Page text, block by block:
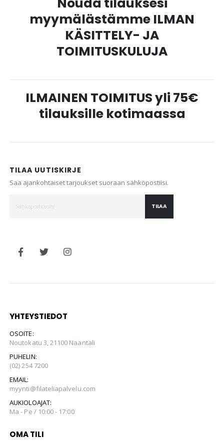
myymälästämme ILMAN
KÄSITTELY- JA
TOIMITUSKULUJA
ILMAINEN TOIMITUS yli 75€
tilauksille kotimaassa
TILAA UUTISKIRJE
Saa ajankohtaiset tarjoukset suoraan sähköpostiisi.
TILAA
YHTEYSTIEDOT
OSOITE:
Noutokatu 3, 21100 Naantali
PUHELIN:
(02) 254 7200
EMAIL:
myynti@filateliapalvelu.com
AUKIOLOAJAT:
Ma - Pe / 10:00 - 17:00
OMA TILI